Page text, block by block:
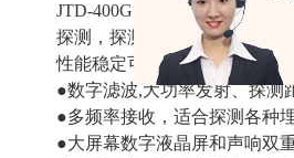
JTD-400G管线探测仪由发射
探测，探测结果通过液晶数
性能稳定可靠，操作方便，便
●数字滤波,大功率发射、探测
●多频率接收，适合探测各种
●大屏幕数字液晶屏和声响双